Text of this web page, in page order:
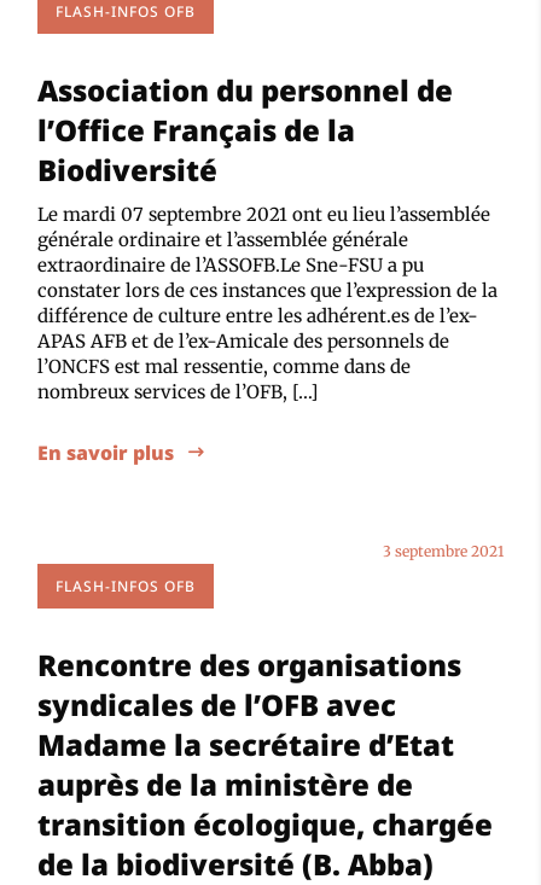
FLASH-INFOS OFB
Association du personnel de
l’Office Français de la
Biodiversité
Le mardi 07 septembre 2021 ont eu lieu l’assemblée
générale ordinaire et l’assemblée générale
extraordinaire de l’ASSOFB.Le Sne-FSU a pu
constater lors de ces instances que l’expression de la
différence de culture entre les adhérent.es de l’ex-
APAS AFB et de l’ex-Amicale des personnels de
l’ONCFS est mal ressentie, comme dans de
nombreux services de l’OFB, […]
En savoir plus
FLASH-INFOS OFB
3 septembre 2021
Rencontre des organisations
syndicales de l’OFB avec
Madame la secrétaire d’Etat
auprès de la ministère de
transition écologique, chargée
de la biodiversité (B. Abba)